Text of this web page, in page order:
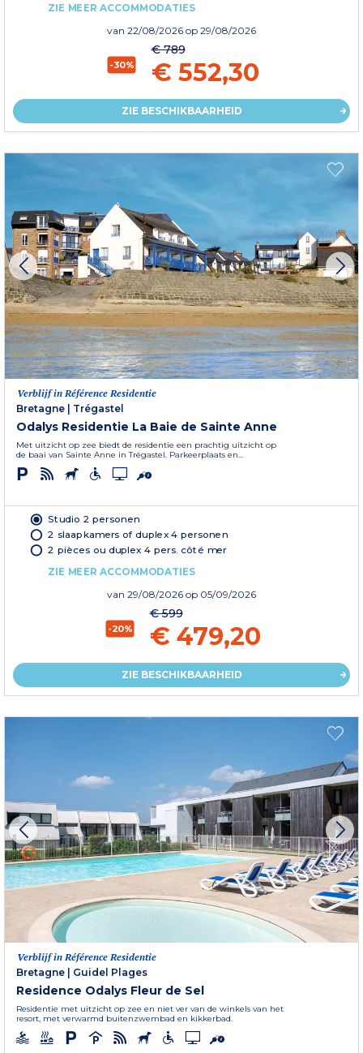
ZIE MEER ACCOMMODATIES
van 22/08/2026 op 29/08/2026
-30%
€ 789
€ 552,30
ZIE BESCHIKBAARHEID
Verblijf in Référence Residentie
Bretagne
Trégastel
Odalys Residentie La Baie de Sainte Anne
Met uitzicht op zee biedt de residentie een prachtig uitzicht op
de baai van Sainte Anne in Trégastel. Parkeerplaats en...
Studio 2 personen
2 slaapkamers of duplex 4 personen
2 pièces ou duplex 4 pers. côté mer
ZIE MEER ACCOMMODATIES
van 29/08/2026 op 05/09/2026
-20%
€ 599
€ 479,20
ZIE BESCHIKBAARHEID
Verblijf in Référence Residentie
Bretagne
Guidel Plages
Residence Odalys Fleur de Sel
Residentie met uitzicht op zee en niet ver van de winkels van het
resort, met verwarmd buitenzwembad en kikkerbad.